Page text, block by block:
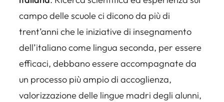
campo delle scuole ci dicono da più di
trent’anni che le iniziative di insegnamento
dell’italiano come lingua seconda, per essere
efficaci, debbano essere accompagnate da
un processo più ampio di accoglienza,
valorizzazione delle lingue madri degli alunni,